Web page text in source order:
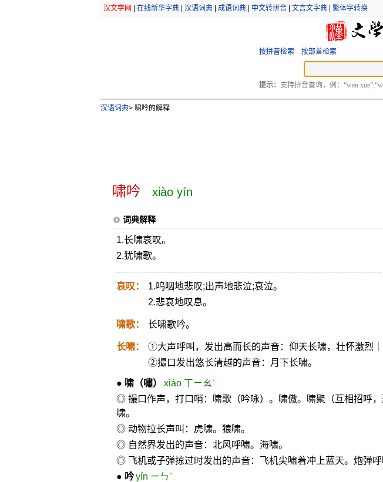
汉文学网 在线新华字典| 汉语词典| 成语词典| 中文转拼音| 文言文字典| 繁体字转换
按拼音检索 按部首检索
提示： 支持拼音查询，例：“wen
汉语词典>啸吟的解释
啸吟 xiào yín
词典解释
1.长啸哀叹。
2.犹啸歌。
哀叹：
1.呜咽地悲叹;出声地悲泣;哀泣。
2.悲哀地叹息。
啸歌： 长啸歌吟。
长啸：
①大声呼叫，发出高而长的声音：仰天长啸，壮怀激烈｜
②撮口发出悠长清越的声音：月下长啸。
● 啸（嘯）
xiào ㄒㄧㄠˋ
◎ 撮口作声，打口哨：啸歌（吟咏）。啸傲。啸聚（互相招呼
啸。
◎ 动物拉长声叫：虎啸。猿啸。
◎ 自然界发出的声音：北风呼啸。海啸。
◎ 飞机或子弹掠过时发出的声音：飞机尖啸着冲上蓝天。炮弹呼
● 吟 yín ㄧㄣˊ